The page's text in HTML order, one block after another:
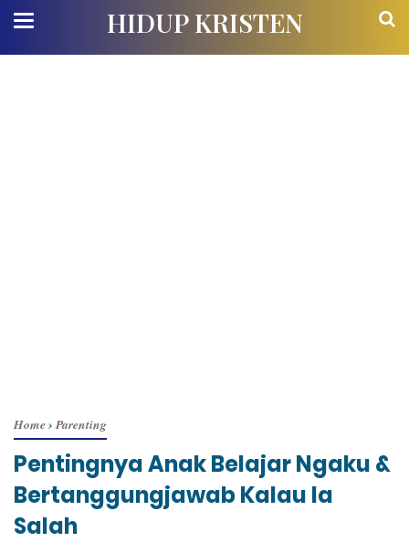
HIDUP KRISTEN
Home› Parenting
Pentingnya Anak Belajar Ngaku &
Bertanggungjawab Kalau Ia
Salah